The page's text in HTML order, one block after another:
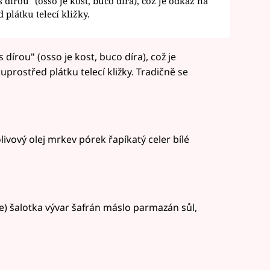
plátku telecí kližky.
(osso je kost, buco díra), což je
plátku telecí kližky. Tradičně se
olej mrkev pórek řapíkatý celer bílé
šalotka vývar šafrán máslo parmazán sůl,